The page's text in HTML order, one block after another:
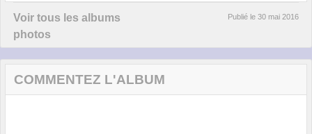
Voir tous les albums
photos
Publié le 30 mai 2016
COMMENTEZ L'ALBUM